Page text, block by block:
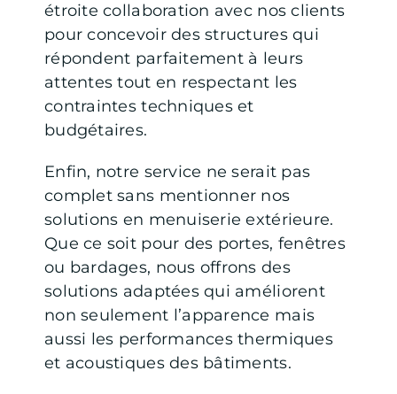
étroite collaboration avec nos clients
pour concevoir des structures qui
répondent parfaitement à leurs
attentes tout en respectant les
contraintes techniques et
budgétaires.
Enfin, notre service ne serait pas
complet sans mentionner nos
solutions en menuiserie extérieure.
Que ce soit pour des portes, fenêtres
ou bardages, nous offrons des
solutions adaptées qui améliorent
non seulement l’apparence mais
aussi les performances thermiques
et acoustiques des bâtiments.